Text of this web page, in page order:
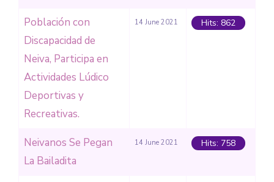
Población con
Discapacidad de
Neiva, Participa en
Actividades Lúdico
Deportivas y
Recreativas.
14 June 2021 Hits: 862
Neivanos Se Pegan
La Bailadita
14 June 2021 Hits: 758